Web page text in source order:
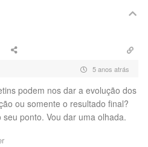
5 anos atrás
podem nos dar a evolução dos
ou somente o resultado final?
ponto. Vou dar uma olhada.